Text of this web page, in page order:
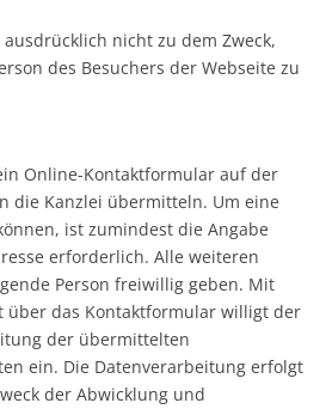
nicht zu dem Zweck,
des Besuchers der Webseite zu
Online-Kontaktformular auf der
die Kanzlei übermitteln. Um eine
ist zumindest die Angabe
erforderlich. Alle weiteren
Person freiwillig geben. Mit
über das Kontaktformular willigt der
der übermittelten
ein. Die Datenverarbeitung erfolgt
der Abwicklung und